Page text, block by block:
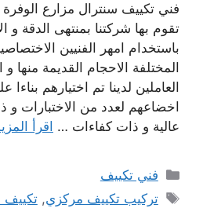
فني تكييف سنترال مزارع
تقوم بها شركتنا بمنتهى الدقة و
باستخدام امهر الفنيين
المختلفة الاحجام القديمة منها و
العاملين لدينا تم اختيارهم
اخضاعهم لعدد من الاختبارات و
عالية و ذات كفاءات … اقرأ
التصنيفات
فني تكييف
الوسوم
تركيب تكييف مركزي,تكييف